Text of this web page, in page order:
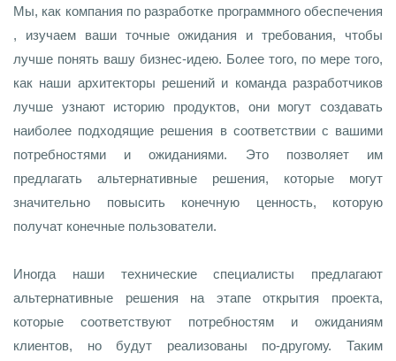
Мы, как компания по разработке программного обеспечения
, изучаем ваши точные ожидания и требования, чтобы
лучше понять вашу бизнес-идею. Более того, по мере того,
как наши архитекторы решений и команда разработчиков
лучше узнают историю продуктов, они могут создавать
наиболее подходящие решения в соответствии с вашими
потребностями и ожиданиями. Это позволяет им
предлагать альтернативные решения, которые могут
значительно повысить конечную ценность, которую
получат конечные пользователи.
Иногда наши технические специалисты предлагают
альтернативные решения на этапе открытия проекта,
которые соответствуют потребностям и ожиданиям
клиентов, но будут реализованы по-другому. Таким